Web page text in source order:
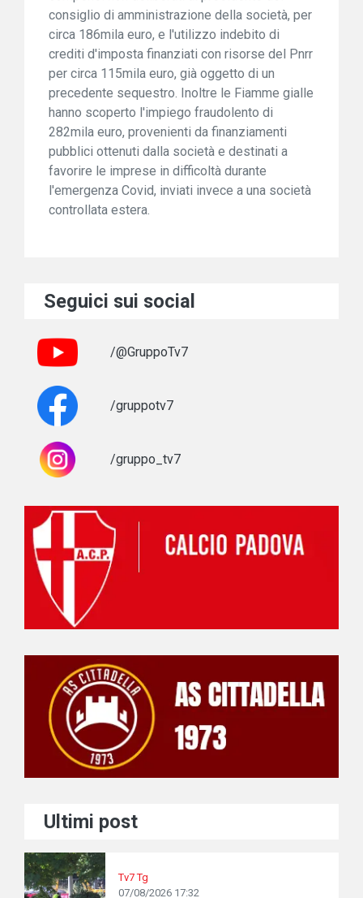
consiglio di amministrazione della società, per
circa 186mila euro, e l'utilizzo indebito di
crediti d'imposta finanziati con risorse del Pnrr
per circa 115mila euro, già oggetto di un
precedente sequestro. Inoltre le Fiamme gialle
hanno scoperto l'impiego fraudolento di
282mila euro, provenienti da finanziamenti
pubblici ottenuti dalla società e destinati a
favorire le imprese in difficoltà durante
l'emergenza Covid, inviati invece a una società
controllata estera.
Seguici sui social
/@GruppoTv7
/gruppotv7
/gruppo_tv7
Ultimi post
Tv7 Tg
07/08/2026 17:32